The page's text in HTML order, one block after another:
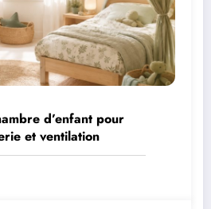
d’enfant pour
et ventilation